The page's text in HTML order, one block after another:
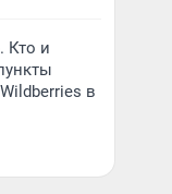
Кто и
в